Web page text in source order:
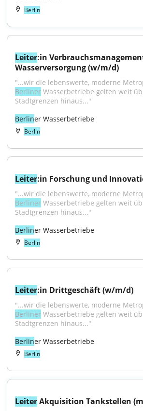
Berlin
Leiter:in
Wasserversorgung (w/m/d)
"...wir die lebenswerte, moderne
Berliner Wasserbetriebe gelten weit
Stadtgrenzen hinaus..."
Berliner Wasserbetriebe
Berlin
Leiter:in Forschung und
"...wir die lebenswerte, moderne
Berliner Wasserbetriebe gelten weit
Stadtgrenzen hinaus..."
Berliner Wasserbetriebe
Berlin
Leiter:in Drittgeschäft (w/m/d)
"...wir die lebenswerte, moderne
Berliner Wasserbetriebe gelten weit
Stadtgrenzen hinaus..."
Berliner Wasserbetriebe
Berlin
Leiter Akquisition Tankstellen